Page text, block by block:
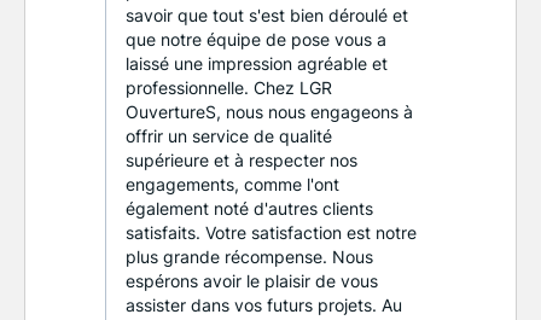
savoir que tout s'est bien déroulé et
que notre équipe de pose vous a
laissé une impression agréable et
professionnelle. Chez LGR
OuvertureS, nous nous engageons à
offrir un service de qualité
supérieure et à respecter nos
engagements, comme l'ont
également noté d'autres clients
satisfaits. Votre satisfaction est notre
plus grande récompense. Nous
espérons avoir le plaisir de vous
assister dans vos futurs projets. Au